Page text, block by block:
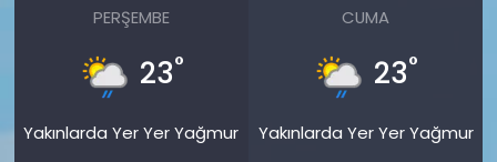
PERŞEMBE
23°
Yakınlarda Yer Yer Yağmur
CUMA
23°
Yakınlarda Yer Yer Yağmur